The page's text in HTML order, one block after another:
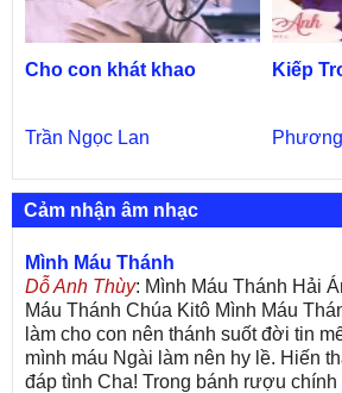
Cho con khát khao
Trần Ngọc Lan
Kiếp
Cảm nhận âm nhạc
Mình Máu Thánh
Dỗ Anh Thùy: Mình Máu Thánh Hải
Máu Thánh Chúa Kitô Mình Máu
làm cho con nên thánh suốt đời tin
mình máu Ngài làm nên hy lề. Hiến
đáp tình Cha! Trong bánh rượu chính